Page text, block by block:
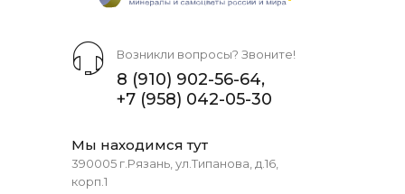
Возникли вопросы? Звоните!
8 (910) 902-56-64,
+7 (958) 042-05-30
Мы находимся тут
390005 г.Рязань, ул.Типанова, д.16,
корп.1